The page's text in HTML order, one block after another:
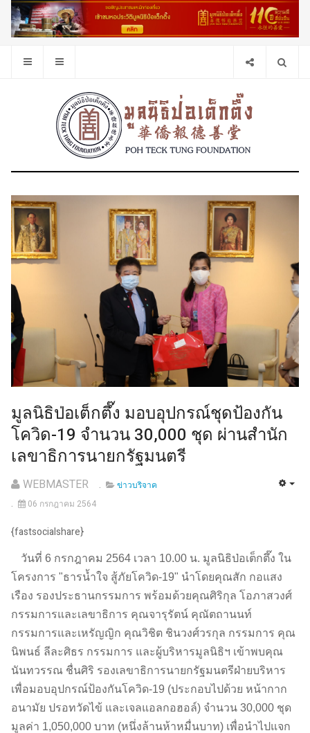
มูลนิธิป่อเต็กตึ๊ง มอบอุปกรณ์ชุดป้องกัน
โควิด-19 จำนวน 30,000 ชุด ผ่านสำนัก
เลขาธิการนายกรัฐมนตรี
WEBMASTER
ข่าวบริจาค
06 กรกฎาคม 2564
{fastsocialshare}
วันที่ 6 กรกฎาคม 2564 เวลา 10.00 น. มูลนิธิป่อเต็กตึ๊ง ใน
โครงการ "ธารน้ำใจ สู้ภัยโควิด-19" นำโดยคุณสัก กอแสง
เรือง รองประธานกรรมการ พร้อมด้วยคุณศิริกุล โอภาสวงศ์
กรรมการและเลขาธิการ คุณจารุรัตน์ คุณัตถานนท์
กรรมการและเหรัญญิก คุณวิชิต ชินวงศ์วรกุล กรรมการ คุณ
นิพนธ์ ลีละศิธร กรรมการ และผู้บริหารมูลนิธิฯ เข้าพบคุณ
นันทวรรณ ชื่นศิริ รองเลขาธิการนายกรัฐมนตรีฝ่ายบริหาร
เพื่อมอบอุปกรณ์ป้องกันโควิด-19 (ประกอบไปด้วย หน้ากาก
อนามัย ปรอทวัดไข้ และเจลแอลกอฮอล์) จำนวน 30,000 ชุด
มูลค่า 1,050,000 บาท (หนึ่งล้านห้าหมื่นบาท) เพื่อนำไปแจก